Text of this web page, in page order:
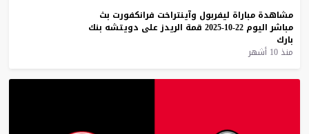
مشاهدة مباراة ليفربول وآينتراخت فرانكفورت بث
مباشر اليوم 22-10-2025 قمة الريدز على دويتشه بنك
بارك
منذ 10 أشهر